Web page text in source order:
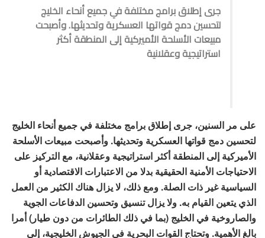
جرى إطلاق برامج مختلفة في جميع أنحاء الخليج
لتحسين دمج قواتها العسكرية وتحديثها. وأصبحت
مبيعات الأسلحة الأميركية إلى المنطقة أكثر
استراتيجية وعقلانية
على مر السنين، جرى إطلاق برامج مختلفة في جميع أنحاء الخليج
لتحسين دمج قواتها العسكرية وتحديثها. وأصبحت مبيعات الأسلحة
الأميركية إلى المنطقة أكثر استراتيجية وعقلانية، مع التركيز على
الاحتياجات الأمنية الحقيقية بدلا من الاعتبارات الاقتصادية أو
السياسية غير ذات الصلة. ومع ذلك، لا يزال هناك الكثير من العمل
الذي يتعين القيام به. ولا يزال تنسيق وتحسين الدفاعات الجوية
والصاروخية في الخليج (بما في ذلك الطائرات من دون طيار) أمرا
بالغ الأهمية. وتحتاج القوات البحرية في الجيوش الخليجية، إلى